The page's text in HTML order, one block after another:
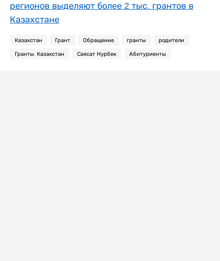
регионов выделяют более 2 тыс. грантов в
Казахстане
Казахстан Грант Обращение гранты родители
Гранты. Казахстан Саясат Нурбек Абитуриенты